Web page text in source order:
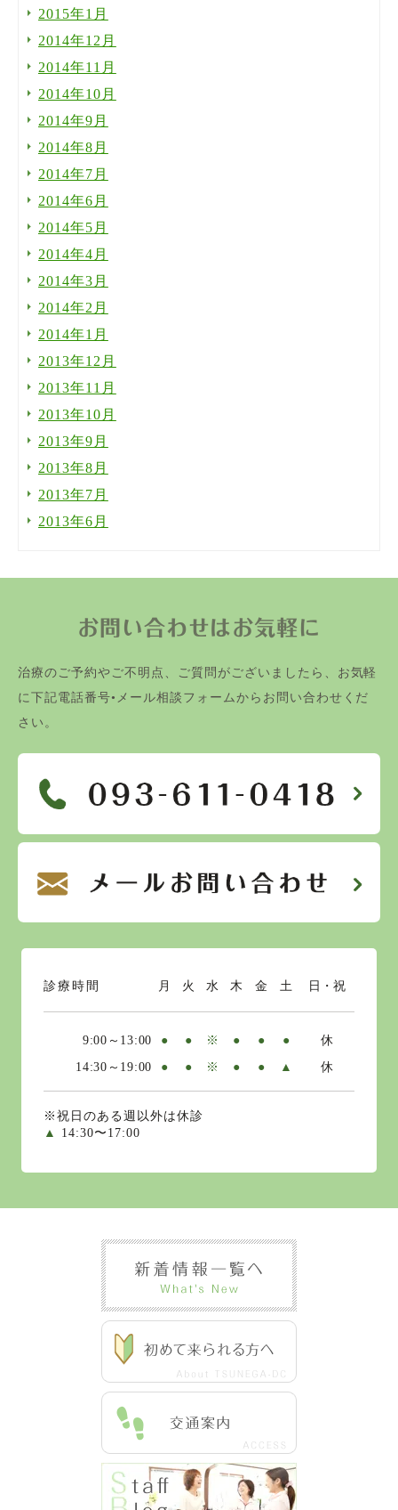
2015年1月
2014年12月
2014年11月
2014年10月
2014年9月
2014年8月
2014年7月
2014年6月
2014年5月
2014年4月
2014年3月
2014年2月
2014年1月
2013年12月
2013年11月
2013年10月
2013年9月
2013年8月
2013年7月
2013年6月
お問い合わせはお気軽に
治療のご予約やご不明点、ご質問がございましたら、お気軽
に下記電話番号•メール相談フォームからお問い合わせくだ
さい。
診療時間 月 火 水 木 金 土 日・祝
9:00～13:00 ● ● ※ ● ● ●
休
14:30～19:00
● ● ※ ● ● ▲ 休
※祝日のある週以外は休診
▲
14:30〜17:00